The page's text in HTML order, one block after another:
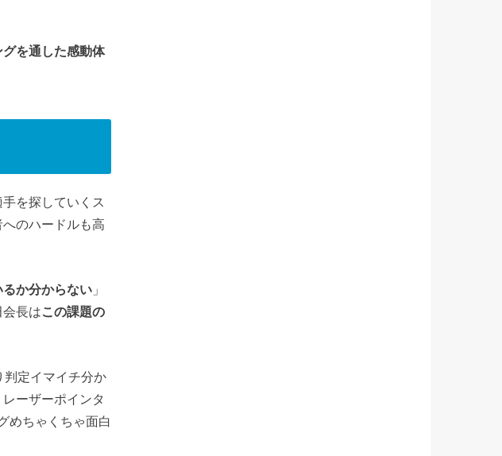
グを通した感動体
を探していくス
のハードルも高
か分からない 」
長はこの課題の
判定イマイチ分か
ーザーポインタ
めちゃくちゃ面白